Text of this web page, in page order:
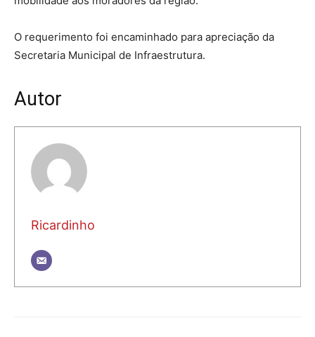
O requerimento foi encaminhado para apreciação da
Secretaria Municipal de Infraestrutura.
Autor
Ricardinho